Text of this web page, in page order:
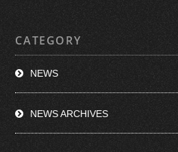
CATEGORY
NEWS
NEWS ARCHIVES